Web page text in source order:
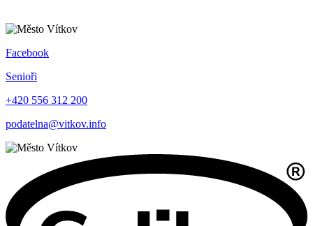
Facebook
Senioři
+420 556 312 200
podatelna@vitkov.info